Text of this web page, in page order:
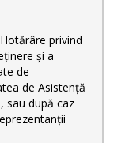
privind
și a
de
de Asistență
sau după caz